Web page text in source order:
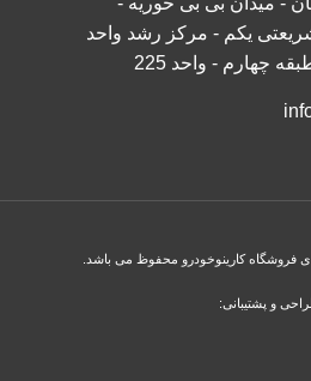
یکم - مرکز رشد واحد
چهارم - واحد 225
فروشگاه کارینوخودرو محفوظ می باشد.
و پشتیبانی: